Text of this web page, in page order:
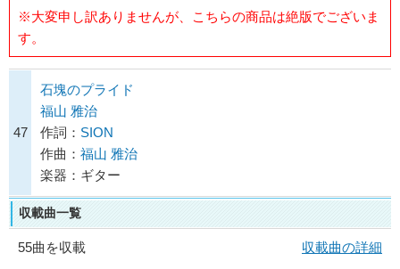
※大変申し訳ありませんが、こちらの商品は絶版でございま
す。
47
石塊のプライド
福山 雅治
作詞： SION
作曲： 福山 雅治
楽器：ギター
収載曲一覧
55曲を収載
収載曲の詳細